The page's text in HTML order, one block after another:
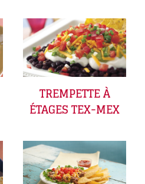
TREMPETTE À
ÉTAGES TEX-MEX